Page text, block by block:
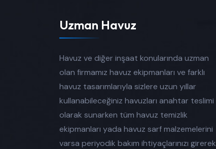
Uzman Havuz
Havuz ve diğer inşaat konularında uzman
olan firmamız havuz ekipmanları ve farklı
havuz tasarımlarıyla sizlere uzun yıllar
kullanabileceğiniz havuzları anahtar teslimi
olarak sunarken tüm havuz temizlik
ekipmanları yada havuz sarf malzemelerini
varsa periyodik bakım ihtiyaçlarınızı girerek